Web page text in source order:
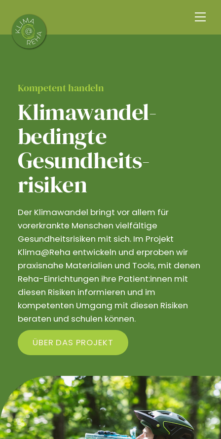
content
Kompetent handeln
Klimawandel­
bedingte
Gesundheits­
risiken
Der Klimawandel bringt vor allem für
vorerkrankte Menschen vielfältige
Gesundheitsrisiken mit sich. Im Projekt
Klima@Reha entwickeln und erproben wir
praxisnahe Materialien und Tools, mit denen
Reha-Einrichtungen ihre Patient:innen mit
diesen Risiken informieren und im
kompetenten Umgang mit diesen Risiken
beraten und schulen können.
ÜBER DAS PROJEKT